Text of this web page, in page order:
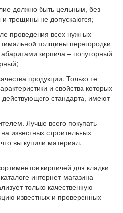
должно быть цельным, без
и трещины не допускаются;
проведения всех нужных
толщины перегородки
кирпича – полуторный
продукции. Только те
и свойства которых
действующего стандарта, имеют
Лучше всего покупать
известных строительных
вы купили материал,
кирпичей для кладки
интернет-магазина
только качественную
известных и проверенных